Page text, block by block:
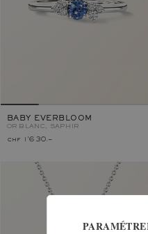
BABY EVERBLOOM
OR BLANC, SAPHIR
chf 1'630.–